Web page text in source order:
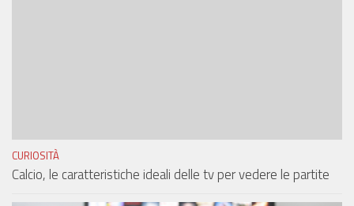
CURIOSITÀ
Calcio, le caratteristiche ideali delle tv per vedere le partite